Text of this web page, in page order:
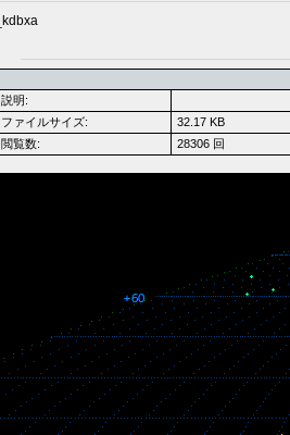
_kdbxa
説明:
ファイルサイズ:
32.17 KB
閲覧数:
28306 回